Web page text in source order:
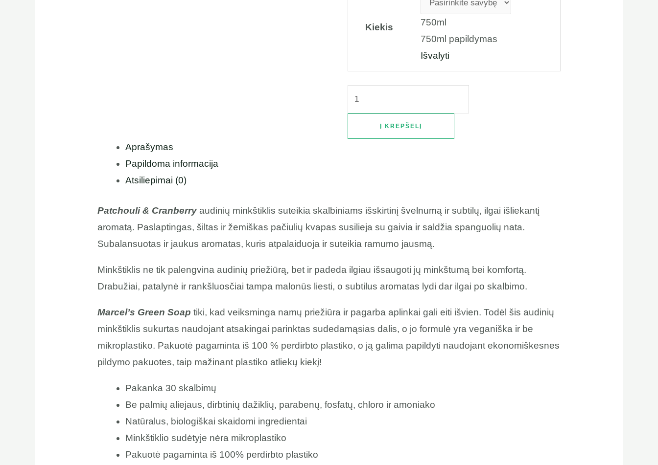
Kiekis
750ml
750ml papildymas
Išvalyti
Į KREPŠELĮ
Aprašymas
Papildoma informacija
Atsiliepimai (0)
Patchouli & Cranberryaudinių minkštiklis suteikia skalbiniams išskirtinį švelnumą ir subtilų, ilgai išliekantį
aromatą. Paslaptingas, šiltas ir žemiškas pačiulių kvapas susilieja su gaivia ir saldžia spanguolių nata.
Subalansuotas ir jaukus aromatas, kuris atpalaiduoja ir suteikia ramumo jausmą.
Minkštiklis ne tik palengvina audinių priežiūrą, bet ir padeda ilgiau išsaugoti jų minkštumą bei komfortą.
Drabužiai, patalynė ir rankšluosčiai tampa malonūs liesti, o subtilus aromatas lydi dar ilgai po skalbimo.
Marcel’s Green Soap tiki, kad veiksminga namų priežiūra ir pagarba aplinkai gali eiti išvien. Todėl šis audinių
minkštiklis sukurtas naudojant atsakingai parinktas sudedamąsias dalis, o jo formulė yra veganiška ir be
mikroplastiko. Pakuotė pagaminta iš 100 % perdirbto plastiko, o ją galima papildyti naudojant ekonomiškesnes
pildymo pakuotes, taip mažinant plastiko atliekų kiekį!
Pakanka 30 skalbimų
Be palmių aliejaus, dirbtinių dažiklių, parabenų, fosfatų, chloro ir amoniako
Natūralus, biologiškai skaidomi ingredientai
Minkštiklio sudėtyje nėra mikroplastiko
Pakuotė pagaminta iš 100% perdirbto plastiko